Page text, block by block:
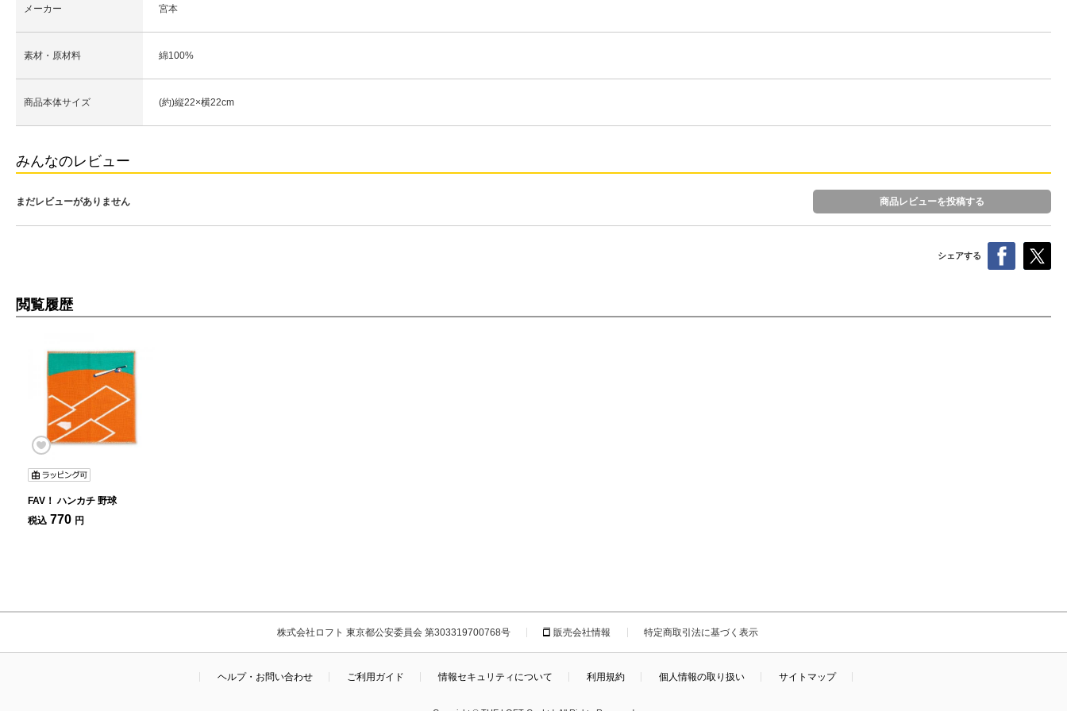
メーカー 宮本
素材・原材料 綿100%
商品本体サイズ (約)縦22×横22cm
みんなのレビュー
まだレビューがありません 商品レビューを投稿する
シェアする
閲覧履歴
FAV！ ハンカチ 野球
税込 770 円
株式会社ロフト 東京都公安委員会 第303319700768号 販売会社情報 特定商取引法に基づく表示
ヘルプ・お問い合わせ ご利用ガイド 情報セキュリティについて 利用規約 個人情報の取り扱い サイトマップ